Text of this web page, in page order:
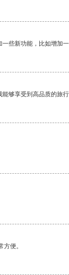
些新功能，比如增加一
够享受到高品质的旅行
便。